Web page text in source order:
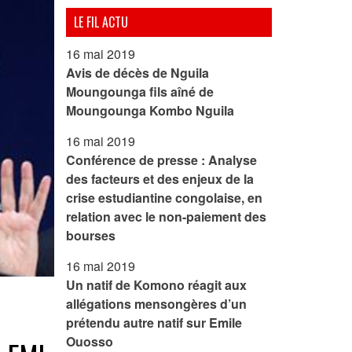
LE FIL ACTU
16 mai 2019
Avis de décès de Nguila
Moungounga fils aîné de
Moungounga Kombo Nguila
16 mai 2019
Conférence de presse : Analyse
des facteurs et des enjeux de la
crise estudiantine congolaise, en
relation avec le non-paiement des
bourses
16 mai 2019
Un natif de Komono réagit aux
allégations mensongères d’un
prétendu autre natif sur Emile
Ouosso